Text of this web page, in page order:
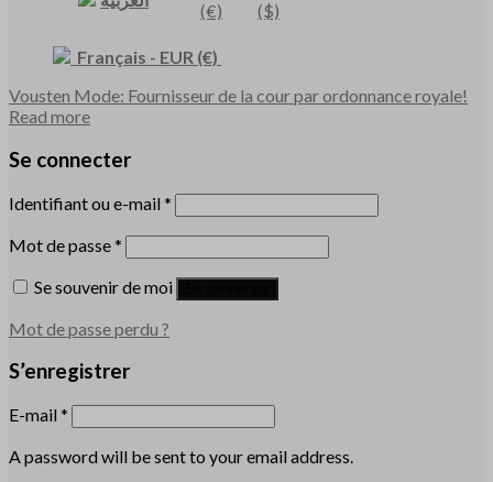
(€)
($)
Français - EUR (€)
Vousten Mode: Fournisseur de la cour par ordonnance royale!
Read more
Se connecter
Identifiant ou e-mail*
Mot de passe*
Se souvenir de moi
Mot de passe perdu ?
S’enregistrer
E-mail*
A password will be sent to your email address.